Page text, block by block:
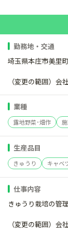
勤務地・交通
埼玉県本庄市美里
（変更の範囲）会
業種
露地野菜･畑作
生産品目
きゅうり キャベ
仕事内容
きゅうり栽培の管
（変更の範囲）会